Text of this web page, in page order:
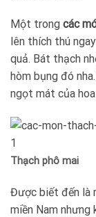
Một trong các
lên thích thú
quả. Bát thạch
hòm bụng đó
ngọt mát của
Thạch phô mai
Được biết đến là
miền Nam nhưng